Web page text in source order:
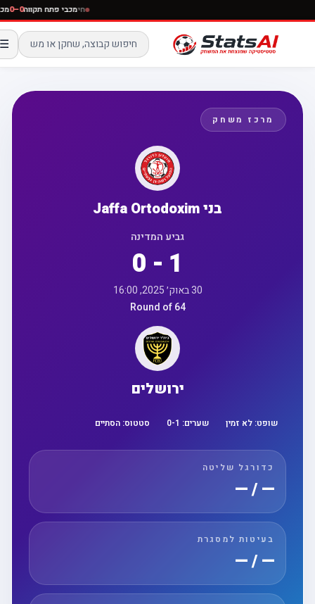
חימכבי פתח תקווה0–0
☰
מרכז משחק
בני Jaffa Ortodoxim
גביע המדינה
0 - 1
30 באוק׳ 2025, 16:00
Round of 64
ירושלים
שופט:לא זמין שערים: 0 -1 סטטוס:הסתיים
כדורגל שליטה
— / —
בעיטות למסגרת
— / —